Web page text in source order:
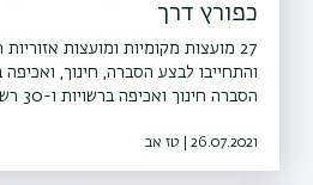
כפורץ דרך
27 מועצות מקומיות ומועצות
והתחייבו לבצע הסברה, חינוך, ואכיפה
26.07.2021 | טז אב